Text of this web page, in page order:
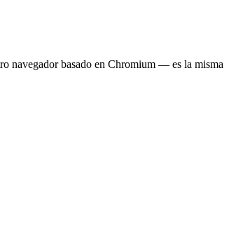
navegador basado en Chromium — es la misma